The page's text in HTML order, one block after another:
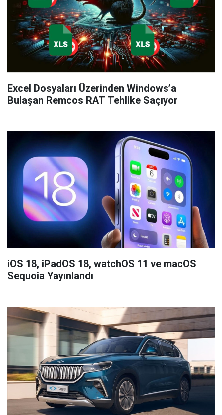
Excel Dosyaları Üzerinden Windows’a
Bulaşan Remcos RAT Tehlike Saçıyor
iOS 18, iPadOS 18, watchOS 11 ve macOS
Sequoia Yayınlandı